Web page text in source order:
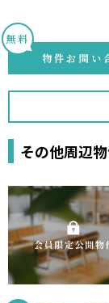
無料
物件お問い
その他周辺